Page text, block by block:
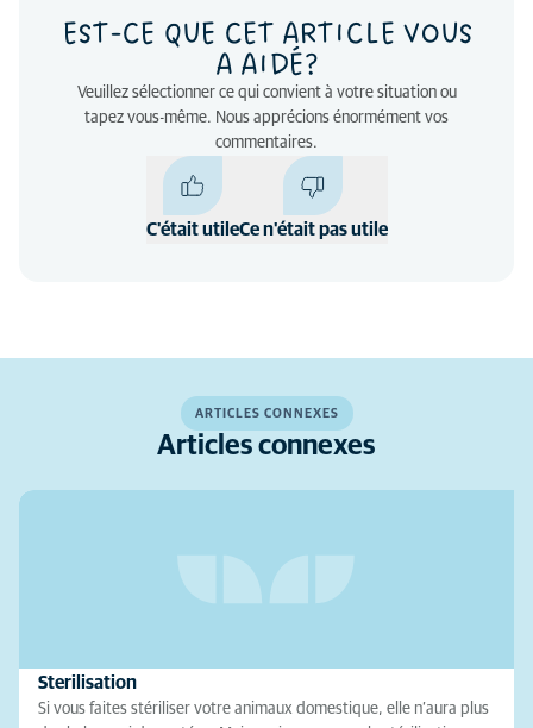
EST-CE QUE CET ARTICLE VOUS
A AIDÉ?
Veuillez sélectionner ce qui convient à votre situation ou
tapez vous-même. Nous apprécions énormément vos
commentaires.
C'était utileCe n'était pas utile
ARTICLES CONNEXES
Articles connexes
Sterilisation
Si vous faites stériliser votre animaux domestique, elle n’aura plus